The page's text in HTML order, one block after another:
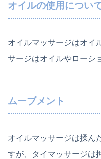
オイルの使用につい
オイルマッサージはオイ
サージはオイルやローシ
ムーブメント
オイルマッサージは揉ん
すが、タイマッサージは